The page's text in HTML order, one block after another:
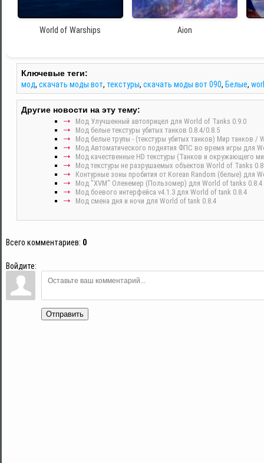
World of Warships Aion
Ключевые теги:
мод, скачать моды вот, текстуры, скачать моды вот 090, Белые,
Другие новости на эту тему:
Мод Улучшенный автоприцел для World of Tanks 0.9.0
Мод белые текстуры убитых танков 0.8.4/0.8.5
Mод белые трупы - (текстуры убитых танков) Мир танков /
Мод Автоматического поднятия ФПС во время игры для
Мод качественные HD текстуры (Танков и окружающего
Мод текстуры не разрушаемых объектов World of Tanks
Контурные зоны пробития от Korean Random (белые) для
Мод "XVM" Оленемер (Пользомер) для World of tanks 0.8.4
Мод боевого интерфейса v4.1.3 для World of tank 0.8.4
Мод смена дня и ночи для World of tank 0.8.4
Всего комментариев: 0
Войдите:
Отправить